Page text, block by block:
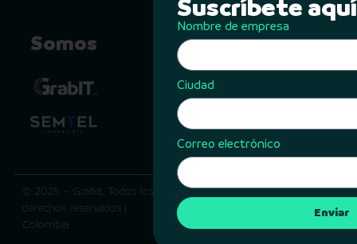
Somos Contacto
Calle 74 #70-07
info@grabitapp.com
© 2025 – Grabit. Todos los
derechos reservados |
Colombia
Política de privacidad |
Términos y condiciones
Suscríbete aquí
Nombre de empresa
Ciudad
Correo electrónico
Enviar